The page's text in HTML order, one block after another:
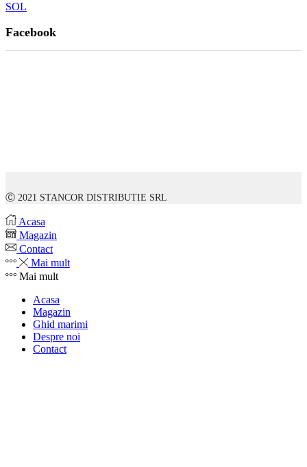
SOL
Facebook
Ⓒ 2021 STANCOR DISTRIBUTIE SRL
Acasa
Magazin
Contact
Mai mult
Mai mult
Acasa
Magazin
Ghid marimi
Despre noi
Contact